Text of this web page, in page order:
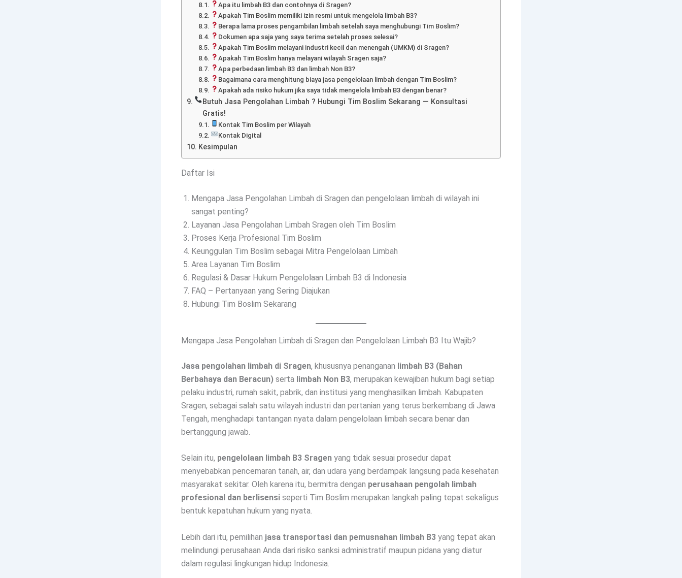
Apa itu limbah B3 dan contohnya di Sragen?
Apakah Tim Boslim memiliki izin resmi untuk mengelola limbah B3?
Berapa lama proses pengambilan limbah setelah saya menghubungi Tim Boslim?
Dokumen apa saja yang saya terima setelah proses selesai?
Apakah Tim Boslim melayani industri kecil dan menengah (UMKM) di Sragen?
Apakah Tim Boslim hanya melayani wilayah Sragen saja?
Apa perbedaan limbah B3 dan limbah Non B3?
Bagaimana cara menghitung biaya jasa pengelolaan limbah dengan Tim Boslim?
Apakah ada risiko hukum jika saya tidak mengelola limbah B3 dengan benar?
Butuh Jasa Pengolahan Limbah ? Hubungi Tim Boslim Sekarang — Konsultasi
Gratis!
Kontak Tim Boslim per Wilayah
Kontak Digital
Kesimpulan
Daftar Isi
Mengapa Jasa Pengolahan Limbah di Sragen dan pengelolaan limbah di wilayah ini
sangat penting?
Layanan Jasa Pengolahan Limbah Sragen oleh Tim Boslim
Proses Kerja Profesional Tim Boslim
Keunggulan Tim Boslim sebagai Mitra Pengelolaan Limbah
Area Layanan Tim Boslim
Regulasi & Dasar Hukum Pengelolaan Limbah B3 di Indonesia
FAQ – Pertanyaan yang Sering Diajukan
Hubungi Tim Boslim Sekarang
Mengapa Jasa Pengolahan Limbah di Sragen dan Pengelolaan Limbah B3 Itu Wajib?
Jasa pengolahan limbah di Sragen, khususnya penanganan limbah B3 (Bahan
Berbahaya dan Beracun) serta limbah Non B3, merupakan kewajiban hukum bagi setiap
pelaku industri, rumah sakit, pabrik, dan institusi yang menghasilkan limbah. Kabupaten
Sragen, sebagai salah satu wilayah industri dan pertanian yang terus berkembang di Jawa
Tengah, menghadapi tantangan nyata dalam pengelolaan limbah secara benar dan
bertanggung jawab.
Selain itu, pengelolaan limbah B3 Sragen yang tidak sesuai prosedur dapat
menyebabkan pencemaran tanah, air, dan udara yang berdampak langsung pada kesehatan
masyarakat sekitar. Oleh karena itu, bermitra dengan perusahaan pengolah limbah
profesional dan berlisensi seperti Tim Boslim merupakan langkah paling tepat sekaligus
bentuk kepatuhan hukum yang nyata.
Lebih dari itu, pemilihan jasa transportasi dan pemusnahan limbah B3 yang tepat akan
melindungi perusahaan Anda dari risiko sanksi administratif maupun pidana yang diatur
dalam regulasi lingkungan hidup Indonesia.